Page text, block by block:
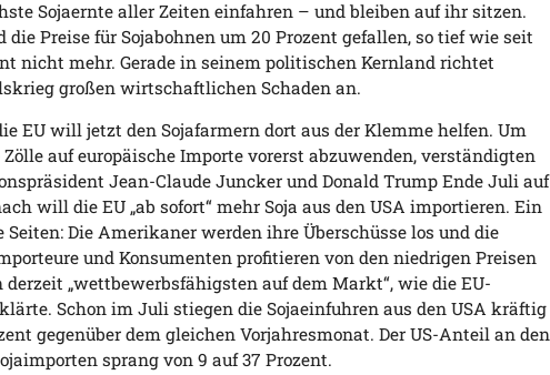
Sojaernte aller Zeiten einfahren – und bleiben auf ihr sitzen.
die Preise für Sojabohnen um 20 Prozent gefallen, so tief wie seit
nicht mehr. Gerade in seinem politischen Kernland richtet
großen wirtschaftlichen Schaden an.
EU will jetzt den Sojafarmern dort aus der Klemme helfen. Um
auf europäische Importe vorerst abzuwenden, verständigten
Jean-Claude Juncker und Donald Trump Ende Juli auf
will die EU „ab sofort“ mehr Soja aus den USA importieren. Ein
Seiten: Die Amerikaner werden ihre Überschüsse los und die
und Konsumenten profitieren von den niedrigen Preisen
derzeit „wettbewerbsfähigsten auf dem Markt“, wie die EU-
Schon im Juli stiegen die Sojaeinfuhren aus den USA kräftig
gegenüber dem gleichen Vorjahresmonat. Der US-Anteil an den
sprang von 9 auf 37 Prozent.